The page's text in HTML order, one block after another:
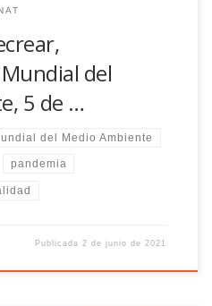
del
5 de …
del Medio Ambiente
pandemia
Publicada 2 de junio de 2021